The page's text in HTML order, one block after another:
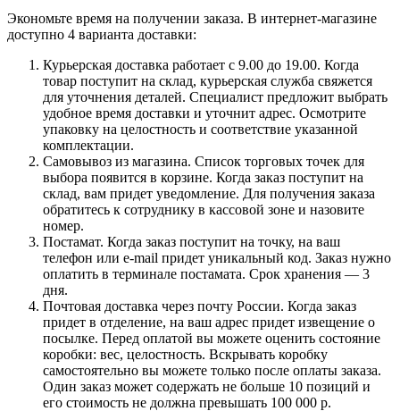
Экономьте время на получении заказа. В интернет-магазине
доступно 4 варианта доставки:
Курьерская доставка работает с 9.00 до 19.00. Когда
товар поступит на склад, курьерская служба свяжется
для уточнения деталей. Специалист предложит выбрать
удобное время доставки и уточнит адрес. Осмотрите
упаковку на целостность и соответствие указанной
комплектации.
Самовывоз из магазина. Список торговых точек для
выбора появится в корзине. Когда заказ поступит на
склад, вам придет уведомление. Для получения заказа
обратитесь к сотруднику в кассовой зоне и назовите
номер.
Постамат. Когда заказ поступит на точку, на ваш
телефон или e-mail придет уникальный код. Заказ нужно
оплатить в терминале постамата. Срок хранения — 3
дня.
Почтовая доставка через почту России. Когда заказ
придет в отделение, на ваш адрес придет извещение о
посылке. Перед оплатой вы можете оценить состояние
коробки: вес, целостность. Вскрывать коробку
самостоятельно вы можете только после оплаты заказа.
Один заказ может содержать не больше 10 позиций и
его стоимость не должна превышать 100 000 р.